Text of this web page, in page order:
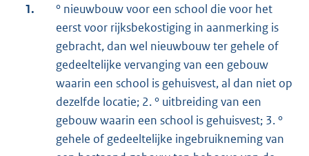
1.
° nieuwbouw voor een school die voor het
eerst voor rijksbekostiging in aanmerking is
gebracht, dan wel nieuwbouw ter gehele of
gedeeltelijke vervanging van een gebouw
waarin een school is gehuisvest, al dan niet op
dezelfde locatie; 2. ° uitbreiding van een
gebouw waarin een school is gehuisvest; 3. °
gehele of gedeeltelijke ingebruikneming van